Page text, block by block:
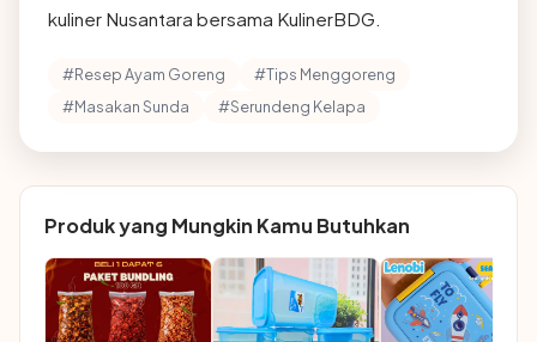
kuliner Nusantara bersama KulinerBDG.
#Resep Ayam Goreng
#Tips Menggoreng
#Masakan Sunda
#Serundeng Kelapa
Produk yang Mungkin Kamu Butuhkan